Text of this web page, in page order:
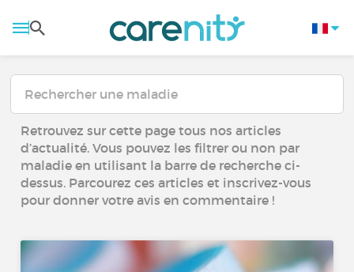
Retrouvez sur cette page tous nos articles
d’actualité. Vous pouvez les filtrer ou non par
maladie en utilisant la barre de recherche ci-
dessus. Parcourez ces articles et inscrivez-vous
pour donner votre avis en commentaire !